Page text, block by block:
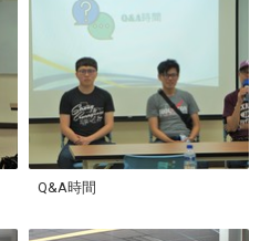
Q&A時間